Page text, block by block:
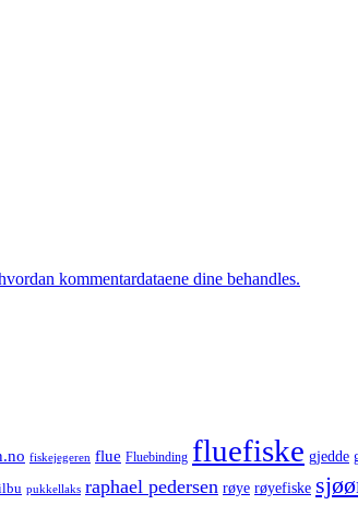
kommentardataene dine behandles.
fiskejegeren flue Fluebinding fluefiske gjedde
pukkellaks raphael pedersen røye røyefiske